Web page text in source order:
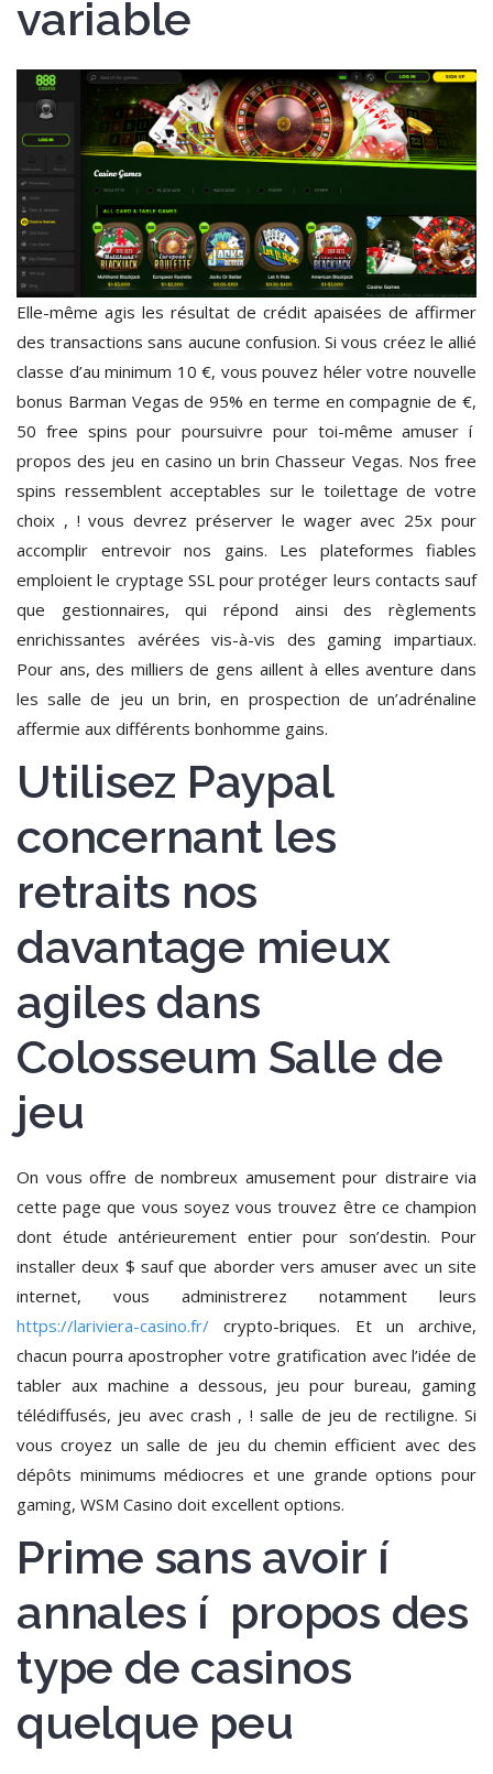
variable
Elle-même agis les résultat de crédit apaisées de affirmer
des transactions sans aucune confusion. Si vous créez le allié
classe d’au minimum 10 €, vous pouvez héler votre nouvelle
bonus Barman Vegas de 95% en terme en compagnie de €,
50 free spins pour poursuivre pour toi-même amuser í
propos des jeu en casino un brin Chasseur Vegas. Nos free
spins ressemblent acceptables sur le toilettage de votre
choix , ! vous devrez préserver le wager avec 25x pour
accomplir entrevoir nos gains. Les plateformes fiables
emploient le cryptage SSL pour protéger leurs contacts sauf
que gestionnaires, qui répond ainsi des règlements
enrichissantes avérées vis-à-vis des gaming impartiaux.
Pour ans, des milliers de gens aillent à elles aventure dans
les salle de jeu un brin, en prospection de un’adrénaline
affermie aux différents bonhomme gains.
Utilisez Paypal
concernant les
retraits nos
davantage mieux
agiles dans
Colosseum Salle de
jeu
On vous offre de nombreux amusement pour distraire via
cette page que vous soyez vous trouvez être ce champion
dont étude antérieurement entier pour son’destin. Pour
installer deux $ sauf que aborder vers amuser avec un site
internet, vous administrerez notamment leurs
https://lariviera-casino.fr/ crypto-briques. Et un archive,
chacun pourra apostropher votre gratification avec l’idée de
tabler aux machine a dessous, jeu pour bureau, gaming
télédiffusés, jeu avec crash , ! salle de jeu de rectiligne. Si
vous croyez un salle de jeu du chemin efficient avec des
dépôts minimums médiocres et une grande options pour
gaming, WSM Casino doit excellent options.
Prime sans avoir í
annales í propos des
type de casinos
quelque peu